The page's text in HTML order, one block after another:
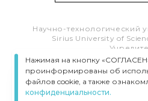
Научно-технологический
Sirius University of
Образовательный
Федеральная
Тел.:8 (800)
Нажимая на кнопку
проинформированы об
файлов cookie, а также
конфиденциальности.